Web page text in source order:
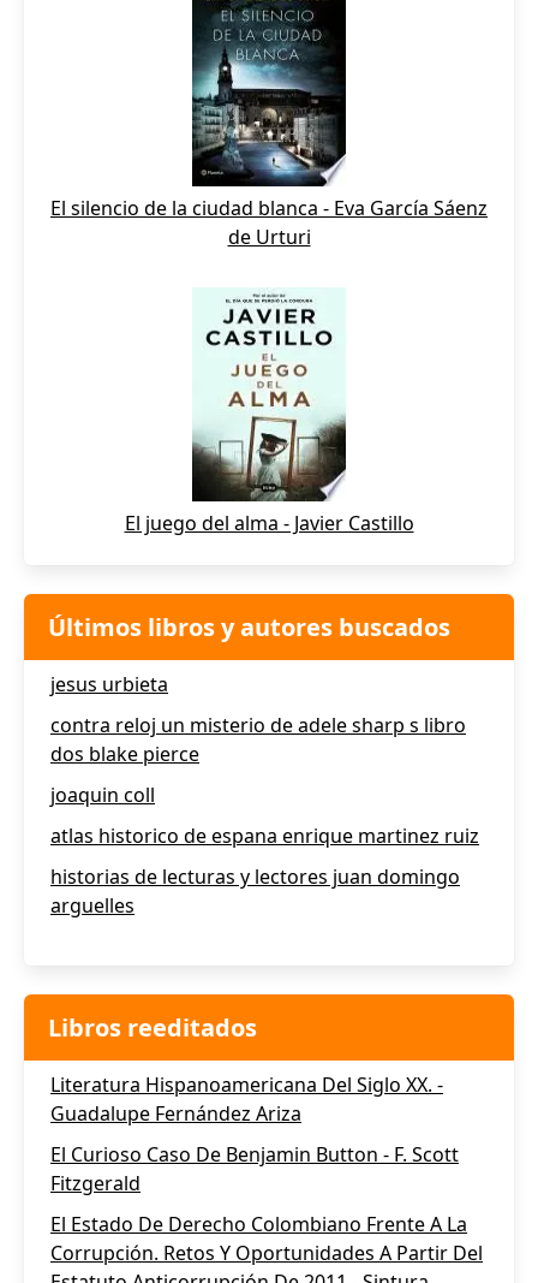
El silencio de la ciudad blanca - Eva García Sáenz
de Urturi
El juego del alma - Javier Castillo
Últimos libros y autores buscados
jesus urbieta
contra reloj un misterio de adele sharp s libro
dos blake pierce
joaquin coll
atlas historico de espana enrique martinez ruiz
historias de lecturas y lectores juan domingo
arguelles
Libros reeditados
Literatura Hispanoamericana Del Siglo XX. -
Guadalupe Fernández Ariza
El Curioso Caso De Benjamin Button - F. Scott
Fitzgerald
El Estado De Derecho Colombiano Frente A La
Corrupción. Retos Y Oportunidades A Partir Del